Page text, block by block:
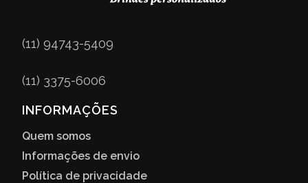
(11) 94743-5409
(11) 3375-6006
INFORMAÇÕES
Quem somos
Informações de envio
Política de privacidade